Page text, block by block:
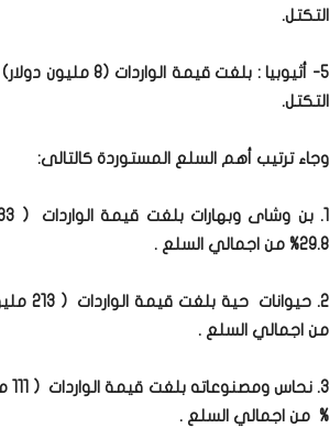
التكتل.
التكتل.
وجاء ترتيب أهم السلع المستوردة كالتالى:
29.8% من اجمالي السلع .
من اجمالي السلع .
% من اجمالي السلع .